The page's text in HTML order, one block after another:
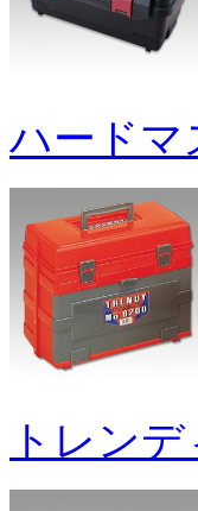
ハードマ
トレン